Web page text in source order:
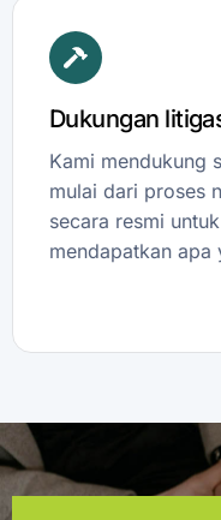
Dukungan
Kami mendukung
mulai dari proses
secara resmi
mendapatkan apa